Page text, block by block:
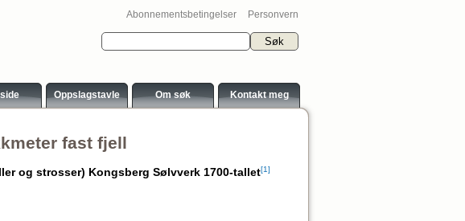
Abonnementsbetingelser Personvern
Oppslagstavle Om søk Kontakt meg
fast fjell
og strosser) Kongsberg Sølvverk 1700-tallet[1]